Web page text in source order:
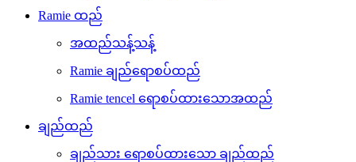
Ramie ထည်
အထည်သန့်သန့်
Ramie ချည်ရောစပ်ထည်
Ramie tencel ရောစပ်ထားသောအထည်
ချည်ထည်
ချည်သား ရောစပ်ထားသော ချည်ထည်